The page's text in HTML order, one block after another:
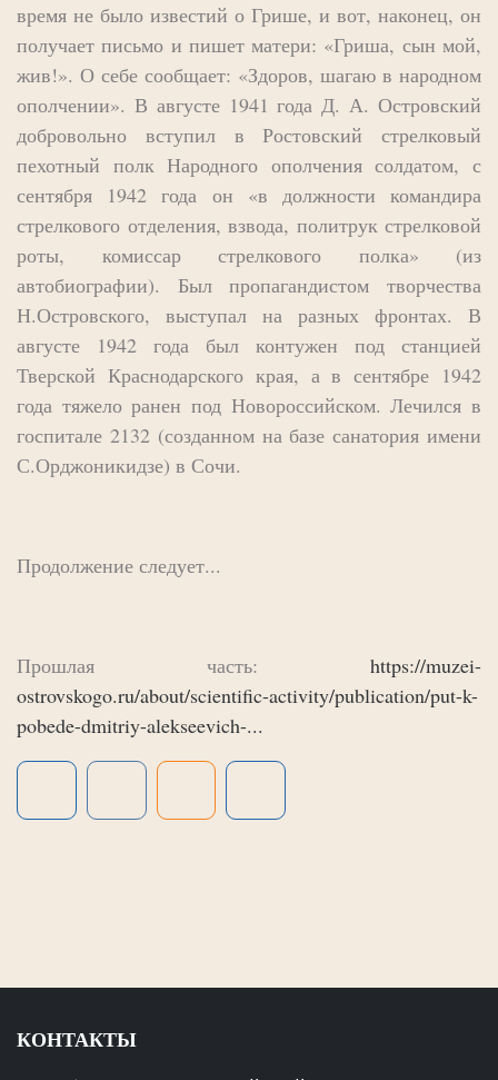
время не было известий о Грише, и вот, наконец, он
получает письмо и пишет матери: «Гриша, сын мой,
жив!». О себе сообщает: «Здоров, шагаю в народном
ополчении». В августе 1941 года Д. А. Островский
добровольно вступил в Ростовский стрелковый
пехотный полк Народного ополчения солдатом, с
сентября 1942 года он «в должности командира
стрелкового отделения, взвода, политрук стрелковой
роты, комиссар стрелкового полка» (из
автобиографии). Был пропагандистом творчества
Н.Островского, выступал на разных фронтах. В
августе 1942 года был контужен под станцией
Тверской Краснодарского края, а в сентябре 1942
года тяжело ранен под Новороссийском. Лечился в
госпитале 2132 (созданном на базе санатория имени
С.Орджоникидзе) в Сочи.
Продолжение следует...
Прошлая часть: https://muzei-
ostrovskogo.ru/about/scientific-activity/publication/put-k-
pobede-dmitriy-alekseevich-...
КОНТАКТЫ